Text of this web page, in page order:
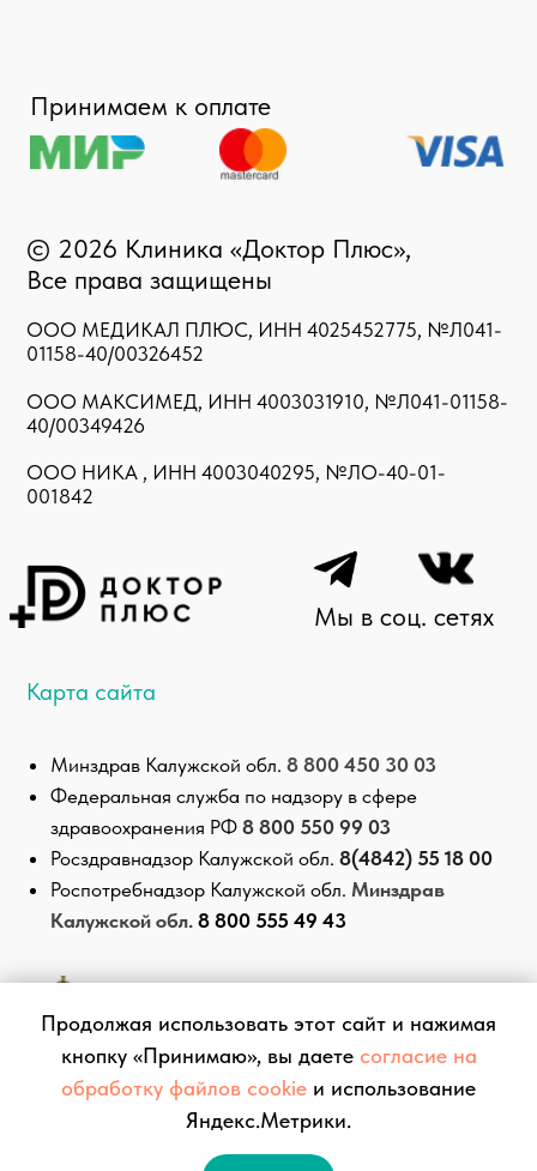
Продолжая использовать этот сайт и нажимая
кнопку «Принимаю», вы даете согласие на
обработку файлов cookie и использование
Яндекс.Метрики.